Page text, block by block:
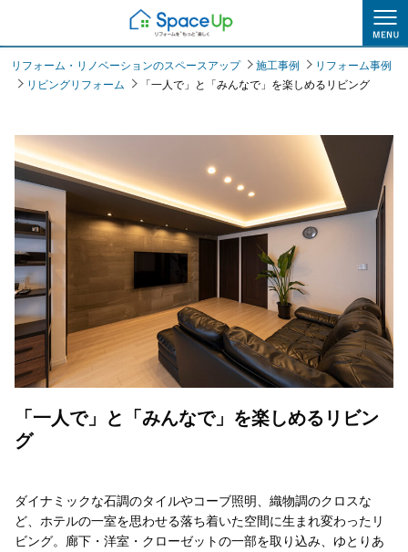
施工事例
リフォーム・リノベーションのスペースアップ 施工事例
リフォーム事例
リビングリフォーム
「一人で」と「みんなで」を楽しめるリビング
「一人で」と「みんなで」を楽しめるリビン
グ
ダイナミックな石調のタイルやコーブ照明、織物調のクロスな
ど、ホテルの一室を思わせる落ち着いた空間に生まれ変わったリ
ビング。廊下・洋室・クローゼットの一部を取り込み、ゆとりあ